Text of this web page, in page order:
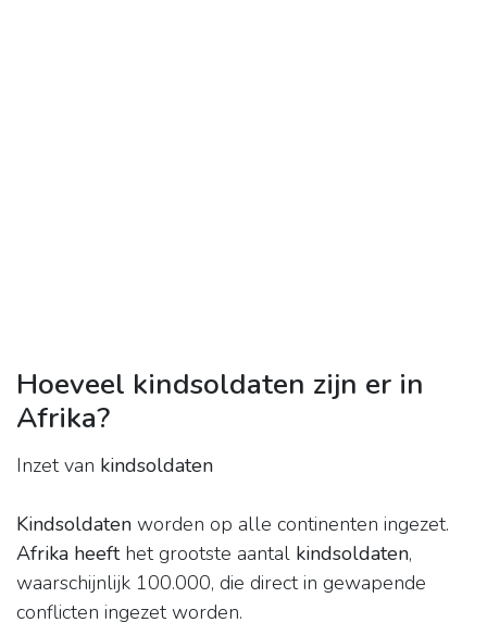
Hoeveel kindsoldaten zijn er in
Afrika?
Inzet van kindsoldaten
Kindsoldaten worden op alle continenten ingezet.
Afrika heefthet grootste aantal kindsoldaten,
waarschijnlijk 100.000, die direct in gewapende
conflicten ingezet worden.